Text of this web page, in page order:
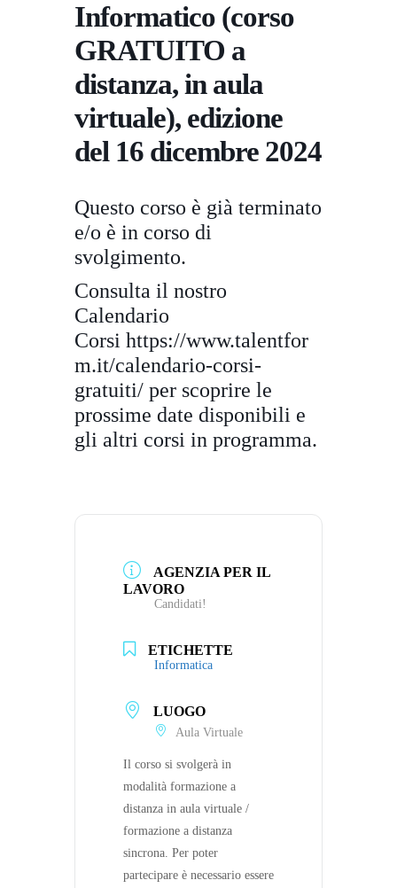
Informatico (corso
GRATUITO a
distanza, in aula
virtuale), edizione
del 16 dicembre 2024
Questo corso è già terminato
e/o è in corso di
svolgimento.
Consulta il nostro
Calendario
Corsi https://www.talentfor
m.it/calendario-corsi-
gratuiti/ per scoprire le
prossime date disponibili e
gli altri corsi in programma.
AGENZIA PER IL
LAVORO
Candidati!
ETICHETTE
Informatica
LUOGO
Aula Virtuale
Il corso si svolgerà in
modalità formazione a
distanza in aula virtuale /
formazione a distanza
sincrona. Per poter
partecipare è necessario essere